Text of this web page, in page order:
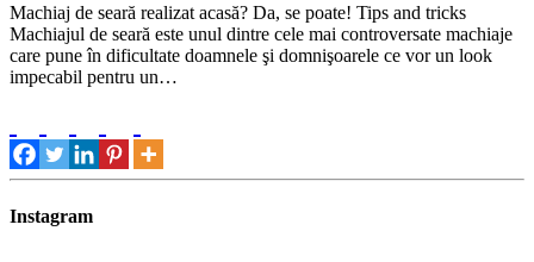
Machiaj de seară realizat acasă? Da, se poate! Tips and tricks
Machiajul de seară este unul dintre cele mai controversate machiaje
care pune în dificultate doamnele şi domnişoarele ce vor un look
impecabil pentru un…
Instagram